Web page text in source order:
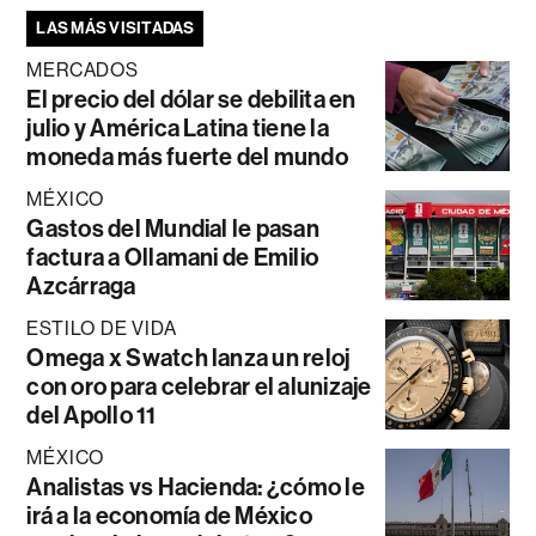
LAS MÁS VISITADAS
MERCADOS
El precio del dólar se debilita en
julio y América Latina tiene la
moneda más fuerte del mundo
MÉXICO
Gastos del Mundial le pasan
factura a Ollamani de Emilio
Azcárraga
ESTILO DE VIDA
Omega x Swatch lanza un reloj
con oro para celebrar el alunizaje
del Apollo 11
MÉXICO
Analistas vs Hacienda: ¿cómo le
irá a la economía de México